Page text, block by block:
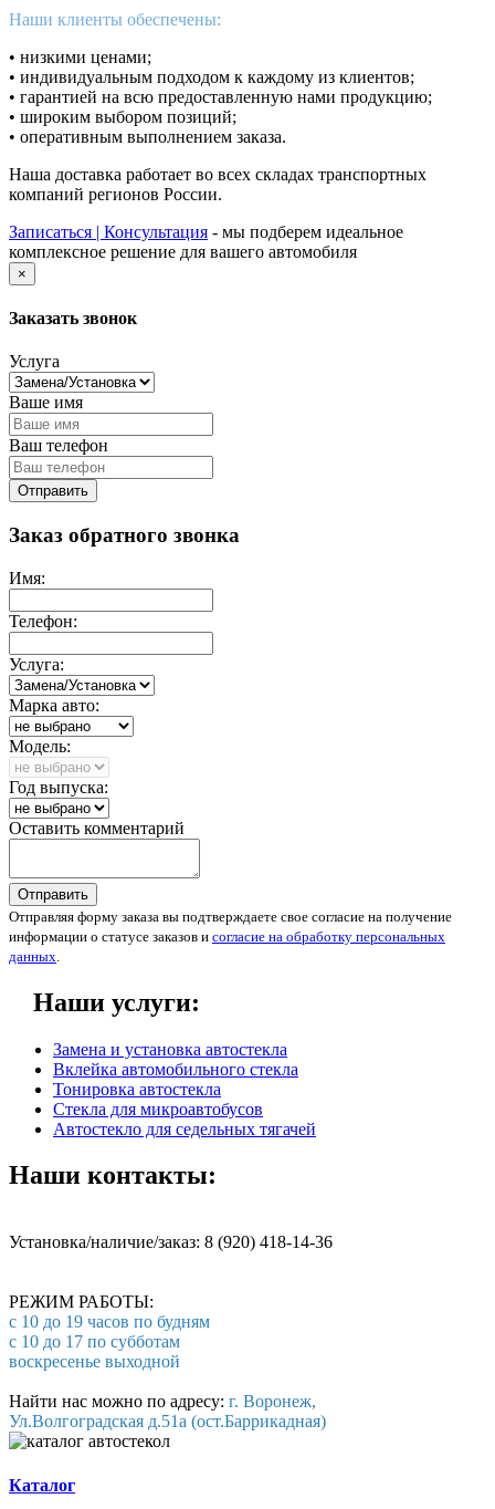
Наши клиенты обеспечены:
• низкими ценами;
• индивидуальным подходом к каждому из клиентов;
• гарантией на всю предоставленную нами продукцию;
• широким выбором позиций;
• оперативным выполнением заказа.
Наша доставка работает во всех складах транспортных
компаний регионов России.
Записаться | Консультация - мы подберем идеальное
комплексное решение для вашего автомобиля
×
Заказать звонок
Услуга
Ваше имя
Ваш телефон
Отправить
Заказ обратного звонка
Имя:
Телефон:
Услуга:
Марка авто:
Модель:
Год выпуска:
Оставить комментарий
Отправить
Отправляя форму заказа вы подтверждаете свое согласие на получение
информации о статусе заказов и согласие на обработку персональных
данных
Наши услуги:
Замена и установка автостекла
Вклейка автомобильного стекла
Тонировка автостекла
Стекла для микроавтобусов
Автостекло для седельных тягачей
Наши контакты:
Установка/наличие/заказ: 8 (920) 418-14-36
РЕЖИМ РАБОТЫ:
с 10 до 19 часов по будням
с 10 до 17 по субботам
воскресенье выходной
Найти нас можно по адресу: г. Воронеж,
Ул.Волгоградская д.51а (ост.Баррикадная)
Каталог